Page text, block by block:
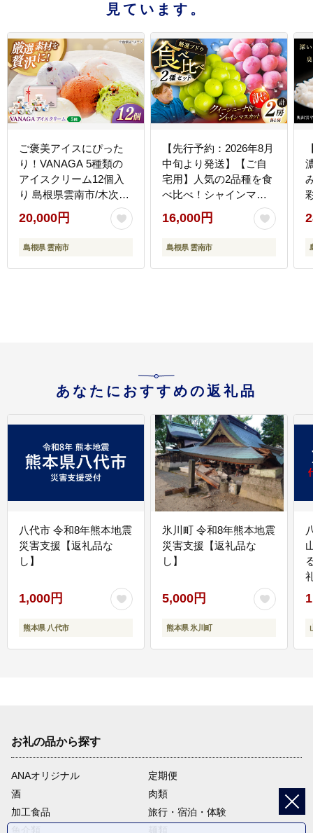
見ています。
ご褒美アイスにぴった
り！VANAGA 5種類の
アイスクリーム12個入
り 島根県雲南市/木次乳
業有限会社 [AIBH008]
20,000円
島根県 雲南市
【先行予約：2026年8月
中旬より発送】【ご自
宅用】人気の2品種を食
べ比べ！シャインマス
カット 1房 クイーンニ
ーナ 1房（約950g）簡
易包装 訳あり 島根県雲
[AIAB013]
16,000円
島根県 雲南市
あなたにおすすめの返礼品
八代市 令和8年熊本地震
災害支援【返礼品な
し】
1,000円
熊本県 八代市
氷川町 令和8年熊本地震
災害支援【返礼品な
し】
5,000円
熊本県 氷川町
お礼の品から探す
ANAオリジナル
定期便
酒
肉類
加工食品
旅行・宿泊・体験